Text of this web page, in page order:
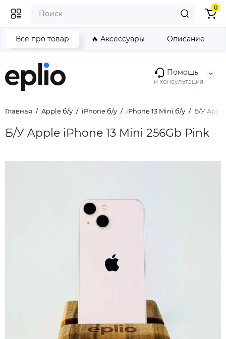
Помощь
и консультация
0
Главная Apple б/у iPhone б/у iPhone 13 Mini б/у Б/У
Б/У Apple iPhone 13 Mini 256Gb Pink
Все про товар 🔥 Аксессуары Описание